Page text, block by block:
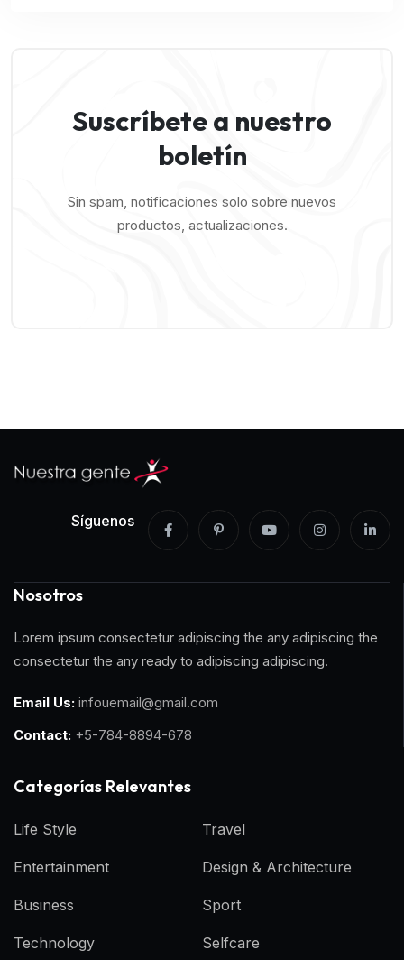
Suscríbete a nuestro
boletín
Sin spam, notificaciones solo sobre nuevos
productos, actualizaciones.
Síguenos
Nosotros
Lorem ipsum consectetur adipiscing the any adipiscing the
consectetur the any ready to adipiscing adipiscing.
Email Us: infouemail@gmail.com
Contact: +5-784-8894-678
Categorías Relevantes
Life Style
Entertainment
Business
Technology
Travel
Design & Architecture
Sport
Selfcare